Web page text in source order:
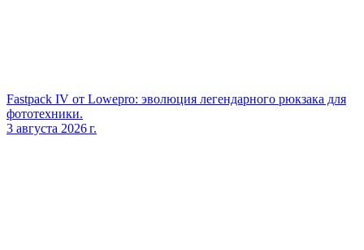
Fastpack IV от Lowepro: эволюция легендарного рюкзака для
фототехники.
3 августа 2026 г.